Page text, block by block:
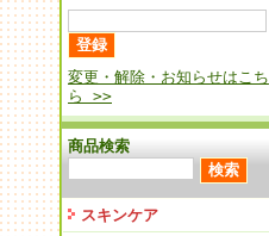
変更・解除・お知らせはこち
ら >>
商品検索
スキンケア